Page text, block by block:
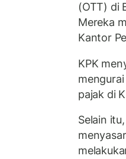
(OTT) di
Mereka
Kantor
KPK
pajak di
Selain